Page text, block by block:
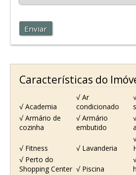
Enviar
Características do
√ Academia
√ Ar
condicionado
√ Armário de
cozinha
√ Armário
embutido
√ Fitness √ Lavanderia
√ Perto do
Shopping Center √ Piscina